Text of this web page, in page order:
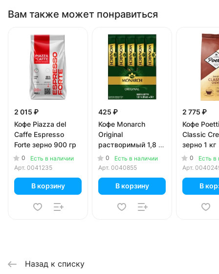
Вам также может понравиться
2 015 ₽
Кофе Piazza del
Caffe Espresso
Forte зерно 900 гр
0
Есть в наличии
Арт. 0041235
В корзину
425 ₽
Кофе Monarch
Original
растворимый 1,8 гр
х 30 пак
0
Есть в наличии
Арт. 0040855
В корзину
2 775 ₽
Кофе
Classic
зерно 1 кг
0
Есть в
Арт.
В
Назад к списку